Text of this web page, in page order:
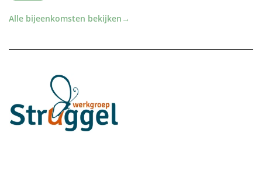
Alle bijeenkomsten bekijken →